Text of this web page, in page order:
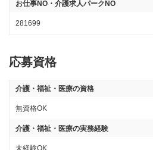
お仕事NO・介護求人パークNO
281699
応募資格
介護・福祉・医療の資格
無資格OK
介護・福祉・医療の実務経験
未経験OK